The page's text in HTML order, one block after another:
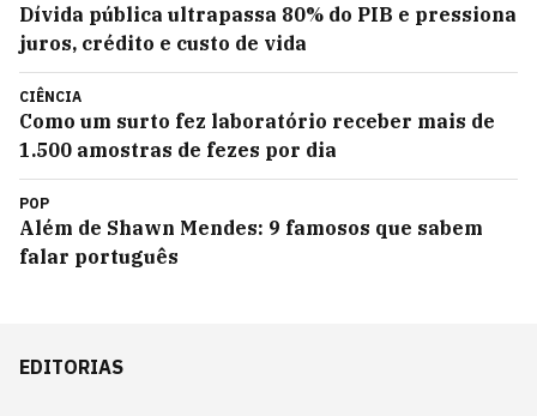
Dívida pública ultrapassa 80% do PIB e pressiona
juros, crédito e custo de vida
CIÊNCIA
Como um surto fez laboratório receber mais de
1.500 amostras de fezes por dia
POP
Além de Shawn Mendes: 9 famosos que sabem
falar português
EDITORIAS